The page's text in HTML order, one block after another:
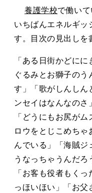
養護学校で働い
いちばんエネルギッ
す。目次の見出しを
「ある日街かどに
ぐるみとお獅子のう
す」「歌がしんしん
ンセイはなんなのさ
「どうにもお尻が
ロウをとじこめち
んでいる」「海賊ジ
うなっちゃうんだろ
「お客も役者もくっ
っほいほい」「お父